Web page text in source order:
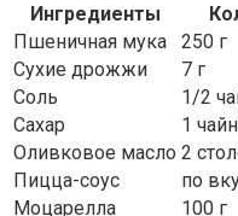
Ингредиенты
Пшеничная мука
250 г
Сухие дрожжи
7 г
Соль
1/2
Сахар
1
Оливковое масло 2
Пицца-соус
по
Моцарелла
100 г